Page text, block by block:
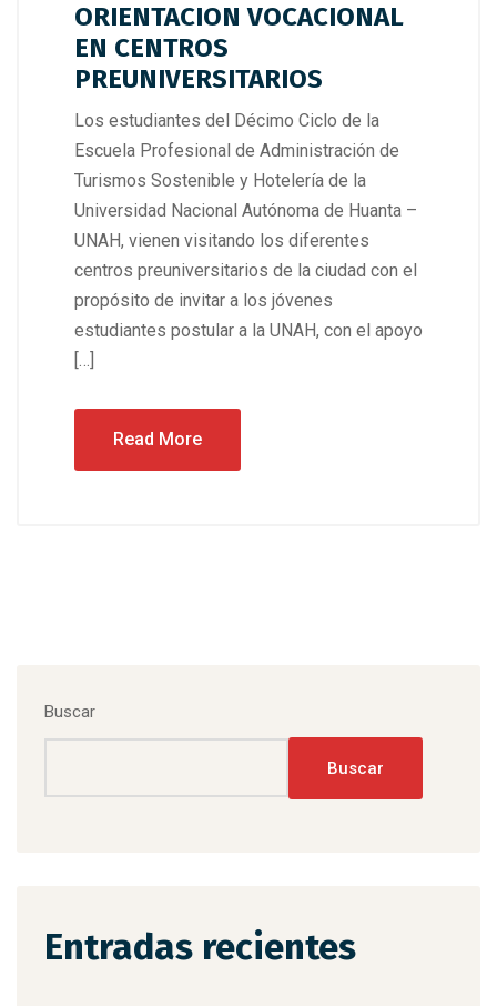
ORIENTACION VOCACIONAL
EN CENTROS
PREUNIVERSITARIOS
Los estudiantes del Décimo Ciclo de la
Escuela Profesional de Administración de
Turismos Sostenible y Hotelería de la
Universidad Nacional Autónoma de Huanta –
UNAH, vienen visitando los diferentes
centros preuniversitarios de la ciudad con el
propósito de invitar a los jóvenes
estudiantes postular a la UNAH, con el apoyo
[…]
Read More
Buscar
Buscar
Entradas recientes